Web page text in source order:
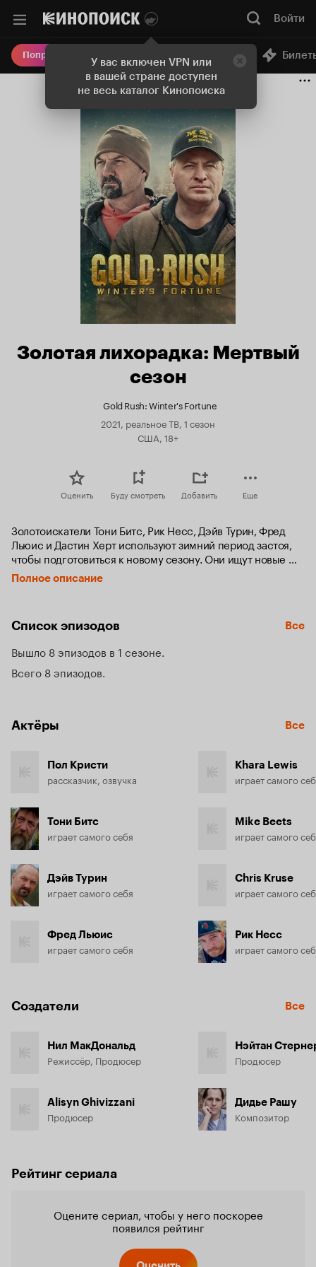
У вас включен VPN или
в вашей стране доступен
не весь каталог Кинопоиска
Войти
Попробовать Плюс Онлайн-кинотеатр
Золотая лихорадка: Мертвый
сезон
Gold Rush: Winter's Fortune
2021, реальное ТВ, 1 сезон
США, 18+
Оценить Буду смотреть Добавить Еще
Золотоискатели Тони Битс, Рик Несс, Дэйв Турин, Фред
Льюис и Дастин Херт используют зимний период застоя,
чтобы подготовиться к новому сезону. Они ищут новые
участки, разрабатывают планы и закупают тяжелую
технику в условиях арктического холода и метели
Полное описание
Список эпизодов Все
Вышло 8 эпизодов в 1 сезоне
Всего 8 эпизодов
Актёры Все
Пол Кристи
рассказчик, озвучка
Тони Битс
играет самого себя
Дэйв Турин
играет самого себя
Фред Льюис
играет самого себя
Khara Lewis
играет самого
Mike Beets
играет самого
Chris Kruse
играет самого
Рик Несс
играет самого
Создатели Все
Нил МакДональд
Режиссёр, Продюсер
Alisyn Ghivizzani
Продюсер
Нэйтан
Продюсер
Дидье Рашу
Композитор
Рейтинг сериала
Оцените сериал, чтобы у него поскорее
появился рейтинг